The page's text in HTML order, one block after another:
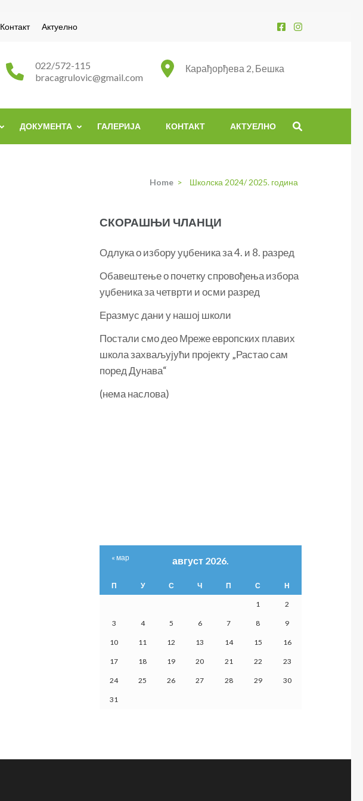
Контакт Актуелно
Карађорђева 2, Бешка
022/572-115
bracagrulovic@gmail.com
ДОКУМЕНТА ГАЛЕРИЈА КОНТАКТ АКТУЕЛНО
Home > Школска 2024/ 2025. година
СКОРАШЊИ ЧЛАНЦИ
Одлука о избору уџбеника за 4. и 8. разред
Обавештење о почетку спровођења избора
уџбеника за четврти и осми разред
Еразмус дани у нашој школи
Постали смо део Мреже европских плавих
школа захваљујући пројекту „Растао сам
поред Дунава“
(нема наслова)
август 2026.
П У С Ч П С Н
1 2
3 4 5 6 7 8 9
10 11 12 13 14 15 16
17 18 19 20 21 22 23
24 25 26 27 28 29 30
31
« мар